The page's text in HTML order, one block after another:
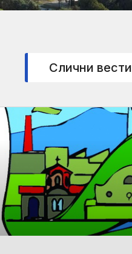
Слични вести